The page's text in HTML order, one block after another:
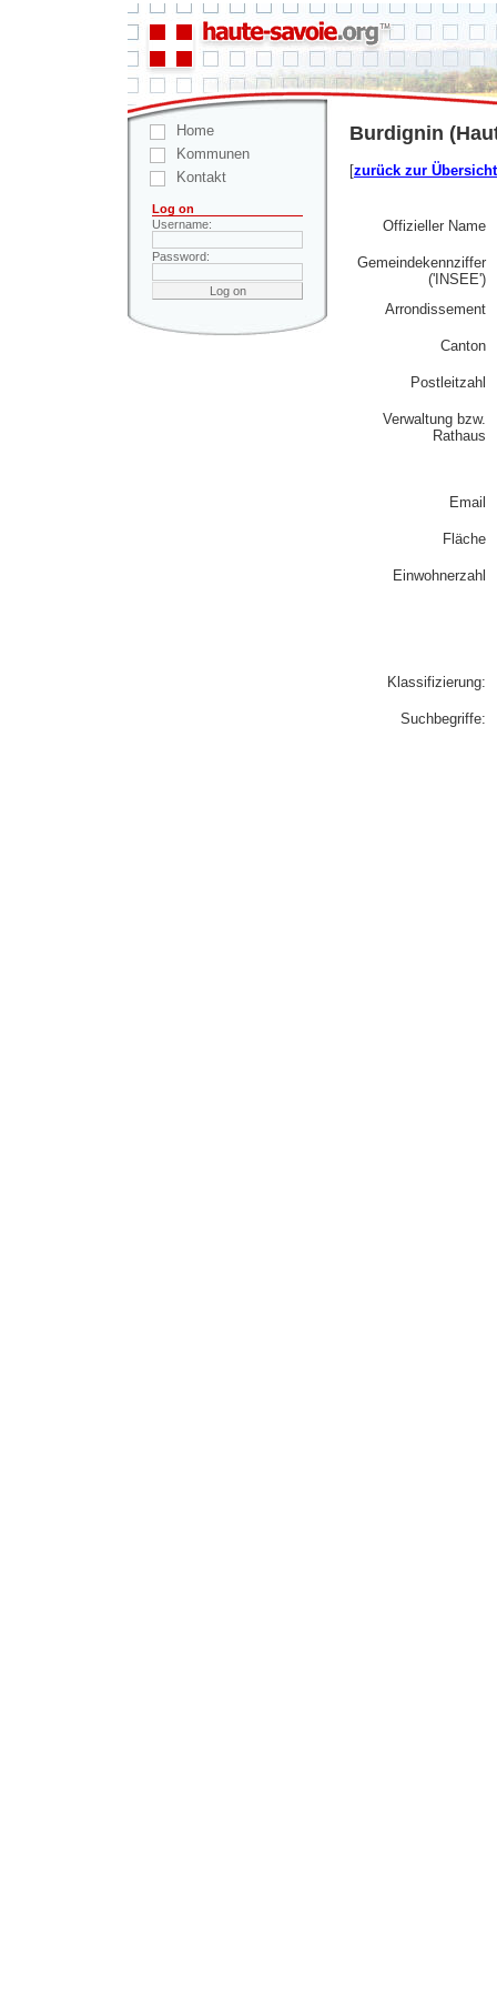
Home
Kommunen
Kontakt
Log on
Username:
Password:
Burdignin
[zurück zur Übersicht
Offizieller Name
Gemeindekennziffer
('INSEE')
Arrondissement
Canton
Postleitzahl
Verwaltung bzw.
Rathaus
Email
Fläche
Einwohnerzahl
Klassifizierung:
Suchbegriffe: